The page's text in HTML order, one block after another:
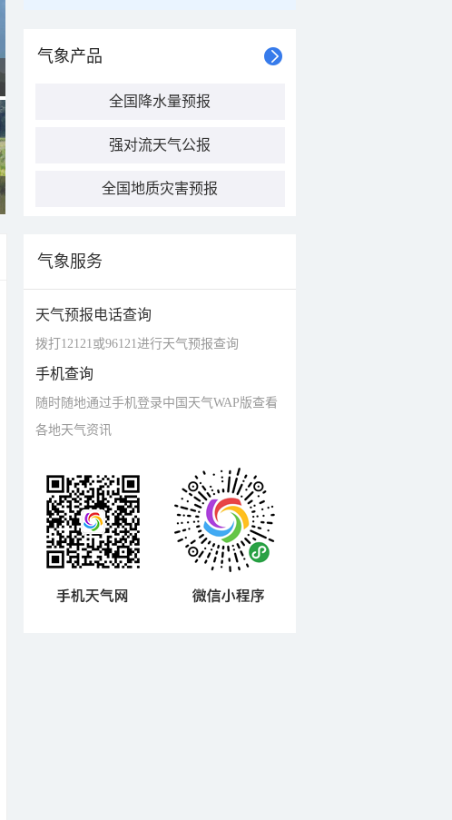
气象产品
全国降水量预报
强对流天气公报
全国地质灾害预报
气象服务
天气预报电话查询
拨打12121或96121进行天气预报查询
手机查询
随时随地通过手机登录中国天气WAP版查看
各地天气资讯